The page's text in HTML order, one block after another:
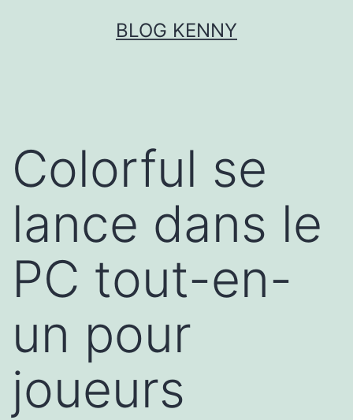
BLOG KENNY
Colorful se
lance dans le
PC tout-en-
un pour
joueurs